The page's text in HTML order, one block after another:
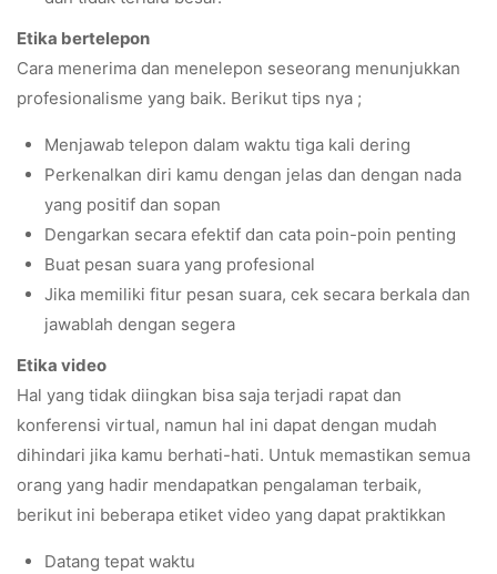
Etika bertelepon
Cara menerima dan menelepon seseorang menunjukkan
profesionalisme yang baik. Berikut tips nya ;
Menjawab telepon dalam waktu tiga kali dering
Perkenalkan diri kamu dengan jelas dan dengan nada
yang positif dan sopan
Dengarkan secara efektif dan cata poin-poin penting
Buat pesan suara yang profesional
Jika memiliki fitur pesan suara, cek secara berkala dan
jawablah dengan segera
Etika video
Hal yang tidak diingkan bisa saja terjadi rapat dan
konferensi virtual, namun hal ini dapat dengan mudah
dihindari jika kamu berhati-hati. Untuk memastikan semua
orang yang hadir mendapatkan pengalaman terbaik,
berikut ini beberapa etiket video yang dapat praktikkan
Datang tepat waktu